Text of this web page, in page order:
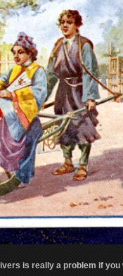
is really a problem if